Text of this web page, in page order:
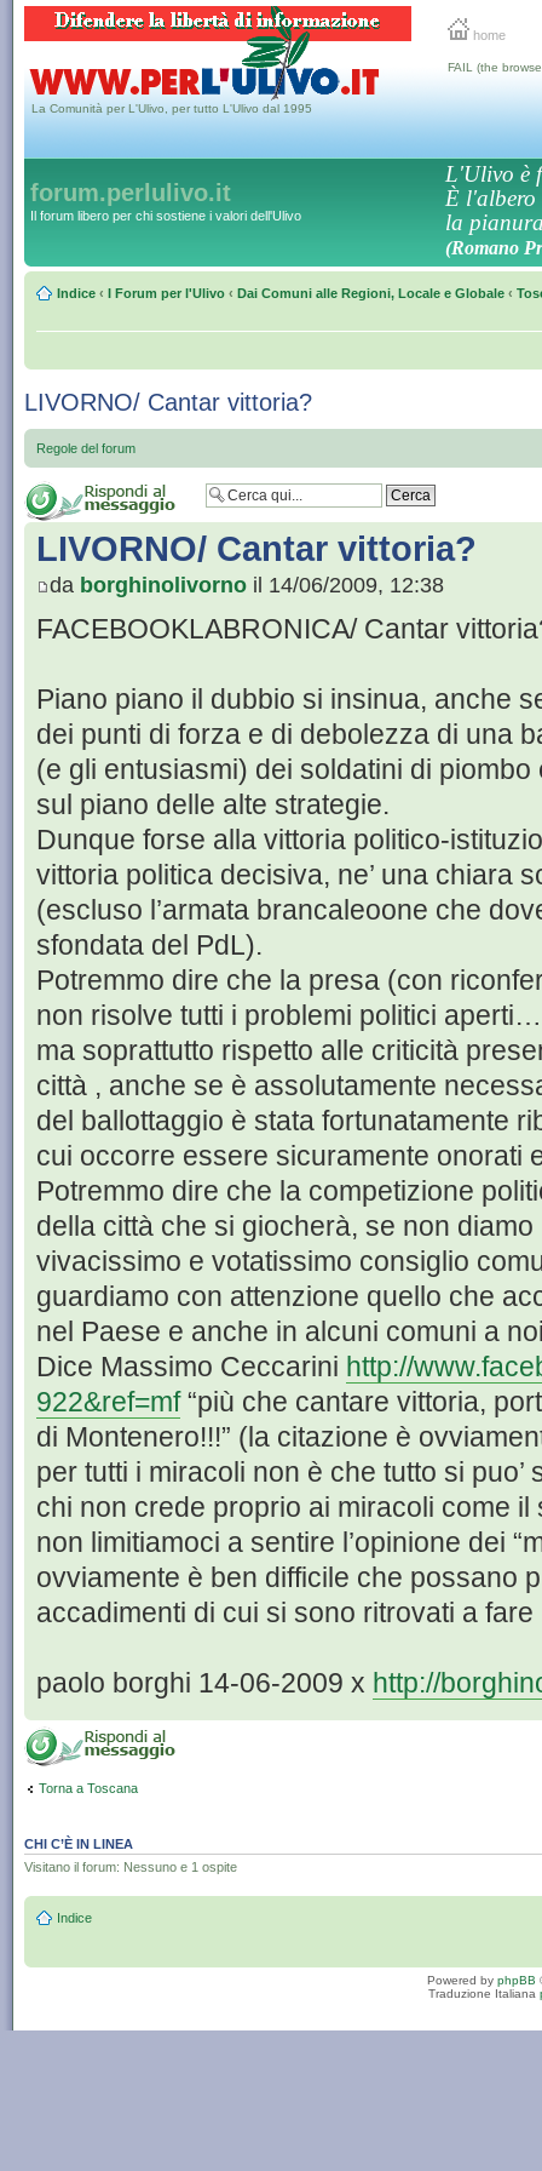
home
La Comunità per L'Ulivo, per tutto L'Ulivo dal 1995
FAIL (the
forum.perlulivo.it
Il forum libero per chi sostiene i valori dell'Ulivo
L'Ulivo è
È l'albero
la
(Romano
Indice ‹ I Forum per l'Ulivo ‹ Dai Comuni alle Regioni, Locale e Globale ‹
LIVORNO/ Cantar vittoria?
Regole del forum
LIVORNO/ Cantar vittoria?
da borghinolivorno il 14/06/2009, 12:38
FACEBOOKLABRONICA/ Cantar
Piano piano il dubbio si insinua, anche
dei punti di forza e di debolezza di una
(e gli entusiasmi) dei soldatini di piombo
sul piano delle alte strategie.
Dunque forse alla vittoria politico-
vittoria politica decisiva, ne’ una chiara
(escluso l’armata brancaleoone che
sfondata del PdL).
Potremmo dire che la presa (con
non risolve tutti i problemi politici
ma soprattutto rispetto alle criticità
città , anche se è assolutamente
del ballottaggio è stata fortunatamente
cui occorre essere sicuramente onorati
Potremmo dire che la competizione
della città che si giocherà, se non diamo
vivacissimo e votatissimo consiglio
guardiamo con attenzione quello che
nel Paese e anche in alcuni comuni a
Dice Massimo Ceccarini http://
922&ref=mf“più che cantare vittoria,
di Montenero!!!” (la citazione è
per tutti i miracoli non è che tutto si
chi non crede proprio ai miracoli come
non limitiamoci a sentire l’opinione dei
ovviamente è ben difficile che possano
accadimenti di cui si sono ritrovati a fare
paolo borghi 14-06-2009 x http://
Torna a Toscana
CHI C’È IN LINEA
Visitano il forum: Nessuno e 1 ospite
Indice
Powered by phpBB
Traduzione Italiana